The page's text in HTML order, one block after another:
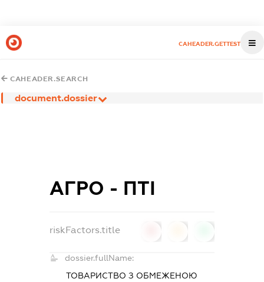
CAHEADER.GETTEST
CAHEADER.SEARCH
document.dossier
АГРО - ПТІ
riskFactors.title
dossier.fullName:
ТОВАРИСТВО З ОБМЕЖЕНОЮ